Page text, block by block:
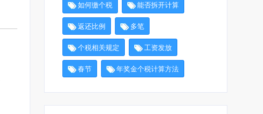
如何缴个税 能否拆开计算
返还比例 多笔
个税相关规定 工资发放
春节 年奖金个税计算方法